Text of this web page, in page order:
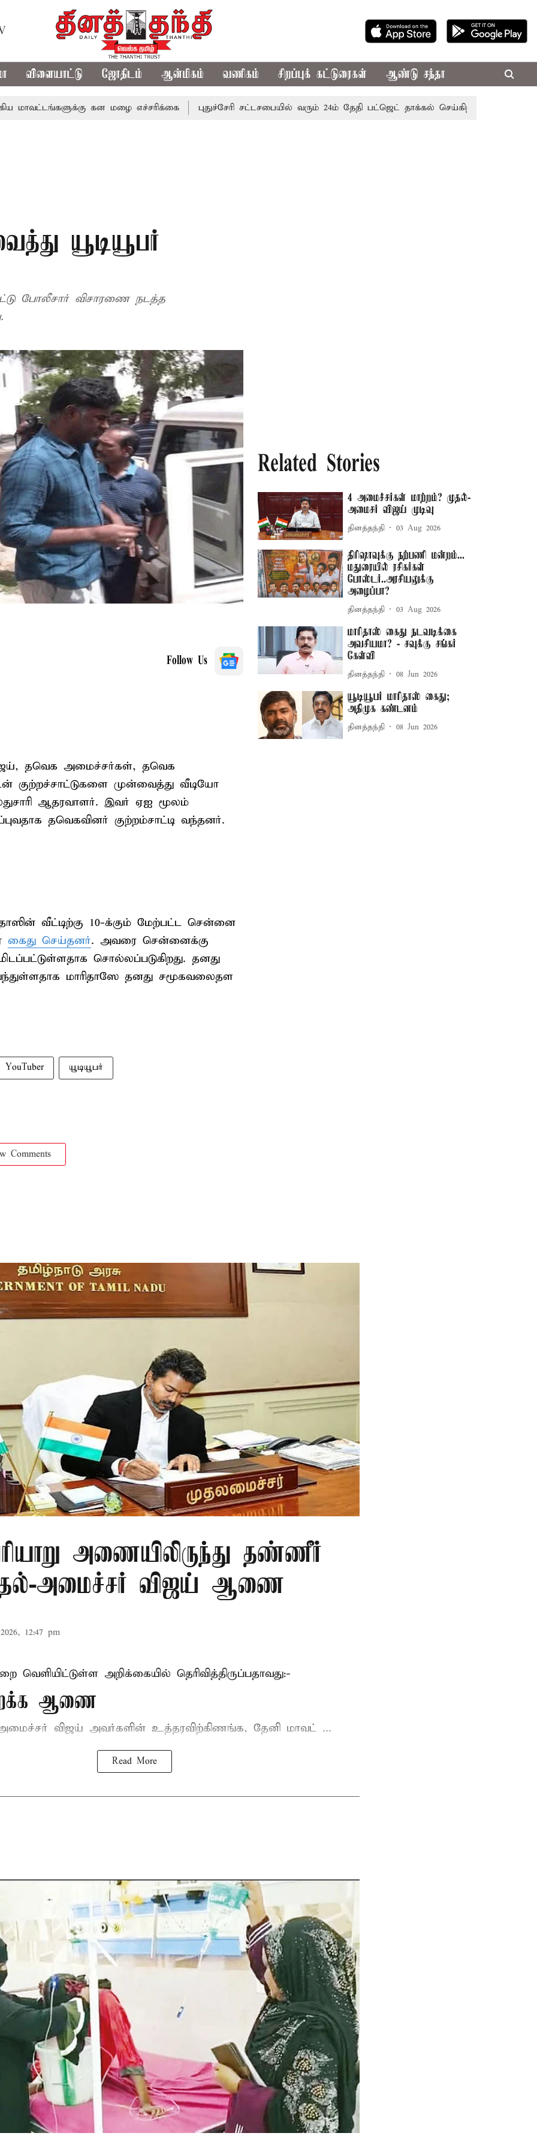
விளையாட்டு ஜோதிடம் ஆன்மிகம் வணிகம் சிறப்புக் கட்டுரைகள் ஆண்டு சந்தா
கன மழை எச்சரிக்கை புதுச்சேரி சட்டசபையில் வரும் 24ம் தேதி பட்ஜெட் தாக்கல் செய்கிறார் முதல்-அமைச்சர்
யூடியூபர்
போலீசார் விசாரணை நடத்த
Follow Us
தவெக அமைச்சர்கள், தவெக
குற்றச்சாட்டுகளை முன்வைத்து வீடியோ
ஆதரவாளர். இவர் ஏஐ மூலம்
தவெகவினர் குற்றம்சாட்டி வந்தனர்.
வீட்டிற்கு 10-க்கும் மேற்பட்ட சென்னை
கைது செய்தனர். அவரை சென்னைக்கு
சொல்லப்படுகிறது. தனது
மாரிதாஸே தனது சமூகவலைதள
YouTuber யூடியூபர்
Comments
Related Stories
4 அமைச்சர்கள் மாற்றம்? முதல்-
அமைசர் விஜய் முடிவு
தினத்தந்தி 03 Aug 2026
திரிஷாவுக்கு நற்பணி மன்றம்...
மதுரையில் ரசிகர்கள்
போஸ்டர்..அரசியலுக்கு
அழைப்பா?
தினத்தந்தி 03 Aug 2026
மாரிதாஸ் கைது நடவடிக்கை
அவசியமா? - சவுக்கு சங்கர்
கேள்வி
தினத்தந்தி 08 Jun 2026
யூடியூபர் மாரிதாஸ் கைது;
அதிமுக கண்டனம்
தினத்தந்தி 08 Jun 2026
அணையிலிருந்து தண்ணீர்
அமைச்சர் விஜய் ஆணை
12:47 pm
வெளியிட்டுள்ள அறிக்கையில் தெரிவித்திருப்பதாவது:-
ஆணை
விஜய் அவர்களின் உத்தரவிற்கிணங்க, தேனி மாவட் ...
Read More